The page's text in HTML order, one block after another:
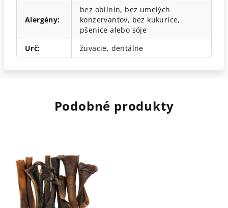
Alergény:
bez obilnín, bez umelých
konzervantov, bez kukurice,
pšenice alebo sóje
Urč: žuvacie, dentálne
Podobné produkty